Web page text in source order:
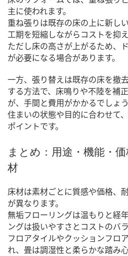
主に使われます。
重ね張りは既存の床の上に新し
工期を短縮しながらコストを抑
ただし床の高さが上がるため、
が必要になる場合があります。
一方、張り替えは既存の床を撤
する方法で、床鳴りや不陸を補
が、手間と費用がかかるでしょう
住まいの状態や目的に合わせて
ポイントです。
まとめ：用途・機能・
材
床材は素材ごとに質感や価格、
が異なります。
無垢フローリングは温もりと経
ングは扱いやすさとコストのバ
フロアタイルやクッションフロ
れ、畳は調湿性と柔らかな踏み